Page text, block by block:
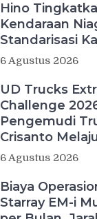
Hino
Kendaraan
Standarisasi
6 Agustus 2026
UD Trucks
Challenge
Pengemudi
Crisanto
6 Agustus 2026
Biaya
Starray EM-i